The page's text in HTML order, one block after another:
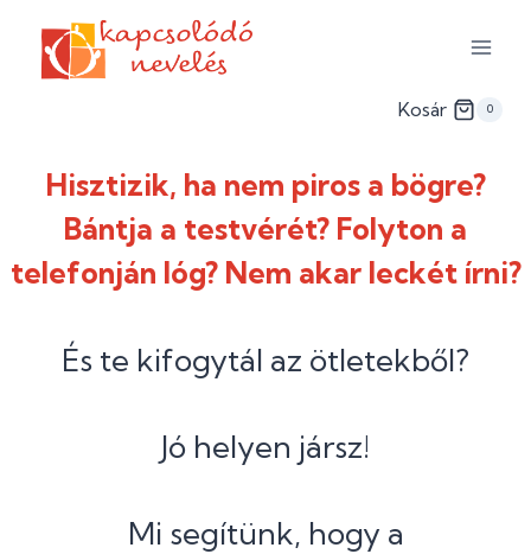
content
Kosár 0
Hisztizik, ha nem piros a bögre?
Bántja a testvérét? Folyton a
telefonján lóg? Nem akar leckét írni?
És te kifogytál az ötletekből?
Jó helyen jársz!
Mi segítünk, hogy a